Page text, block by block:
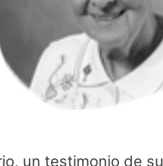
un testimonio de su